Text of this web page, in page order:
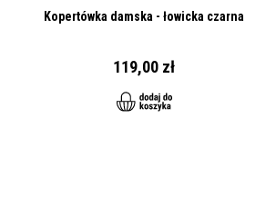
Kopertówka damska - łowicka czarna
119,00 zł